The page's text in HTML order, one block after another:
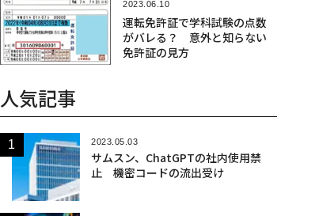
2023.06.10
運転免許証で学科試験の点数
がバレる？ 意外と知らない
免許証の見方
人気記事
2023.05.03
サムスン、ChatGPTの社内使用禁
止 機密コードの流出受け